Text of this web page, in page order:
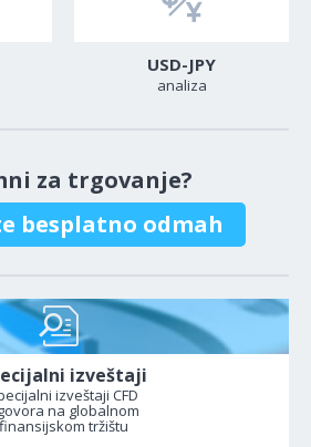
USD-JPY
analiza
za trgovanje?
besplatno odmah
izveštaji
izveštaji CFD
na globalnom
finansijskom tržištu